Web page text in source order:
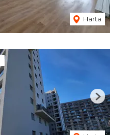
Harta
Next